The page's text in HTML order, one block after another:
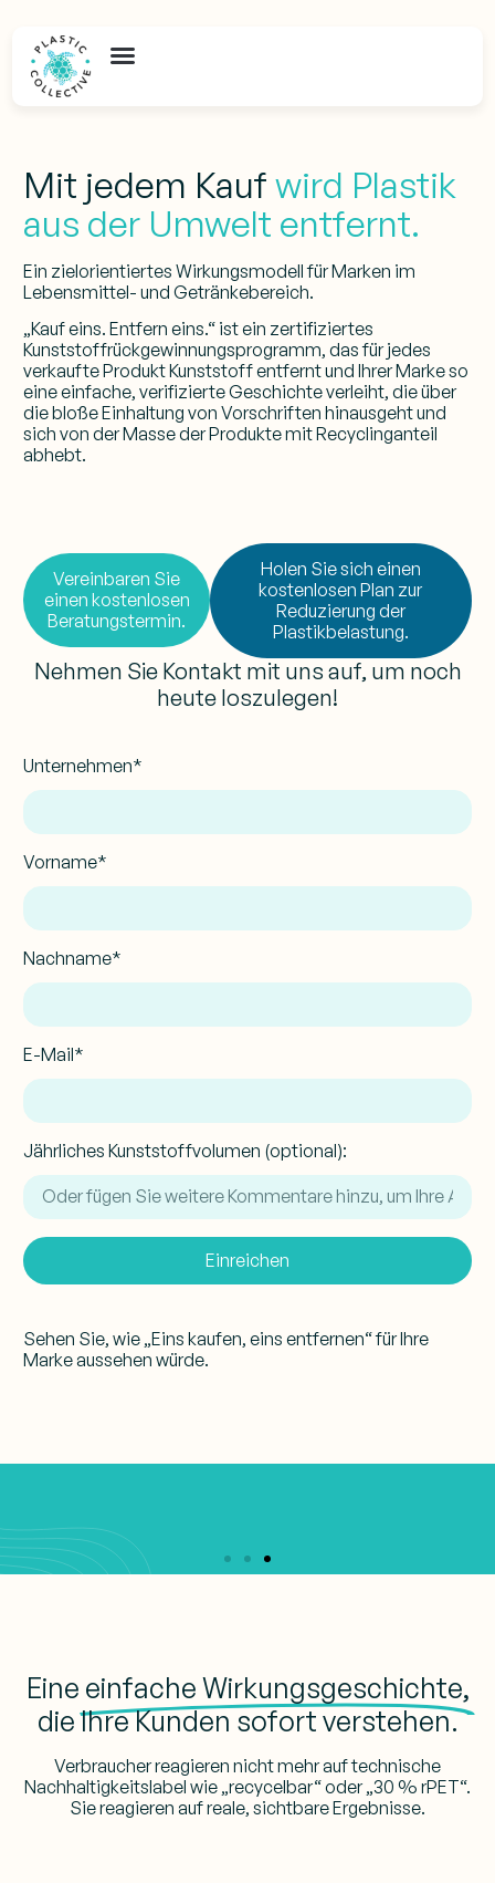
Mit jedem Kaufwird Plastik
aus der Umwelt entfernt.
Ein zielorientiertes Wirkungsmodell für Marken im
Lebensmittel- und Getränkebereich.
„Kauf eins. Entfern eins.“ ist ein zertifiziertes
Kunststoffrückgewinnungsprogramm, das für jedes
verkaufte Produkt Kunststoff entfernt und Ihrer Marke so
eine einfache, verifizierte Geschichte verleiht, die über
die bloße Einhaltung von Vorschriften hinausgeht und
sich von der Masse der Produkte mit Recyclinganteil
abhebt.
Vereinbaren Sie
einen kostenlosen
Beratungstermin.
Holen Sie sich einen
kostenlosen Plan zur
Reduzierung der
Plastikbelastung.
Nehmen Sie Kontakt mit uns auf, um noch
heute loszulegen!
Unternehmen*
Vorname*
Nachname*
E-Mail*
Jährliches Kunststoffvolumen (optional):
Einreichen
Sehen Sie, wie „Eins kaufen, eins entfernen“ für Ihre
Marke aussehen würde.
Eine einfache Wirkungsgeschichte,
die Ihre Kunden sofort verstehen.
Verbraucher reagieren nicht mehr auf technische
Nachhaltigkeitslabel wie „recycelbar“ oder „30 % rPET“.
Sie reagieren auf reale, sichtbare Ergebnisse.